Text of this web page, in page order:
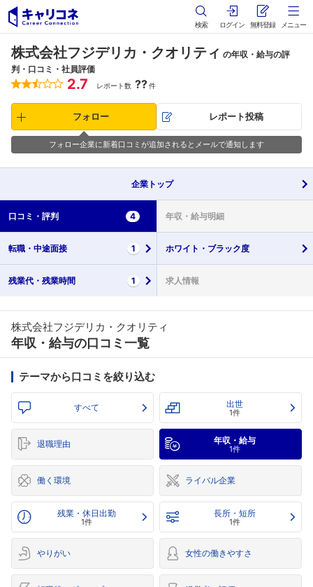
検索 ログイン 無料登録 メニュー
株式会社フジデリカ・クオリティ の年収・給与の評
判・口コミ・社員評価
2.7 レポート数 ??件
フォロー レポート投稿
フォロー企業に新着口コミが追加されるとメールで通知します
企業 トップ
口コミ・ 評判 4 年収・ 給与明細
転職・ 中途面接 1 ホワイト・ ブラック度
残業代・ 残業時間 1 求人情報
株式会社フジデリカ・クオリティ
年収・給与の口コミ一覧
テーマから口コミを絞り込む
すべて 出世
1件
退職理由 年収・給与
1件
働く環境 ライバル企業
残業・休日出勤
1件
長所・短所
1件
やりがい 女性の働きやすさ